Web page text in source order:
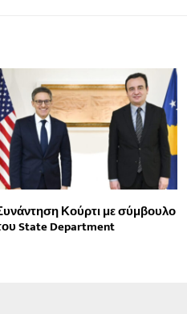
Κούρτι με σύμβουλο
State Department